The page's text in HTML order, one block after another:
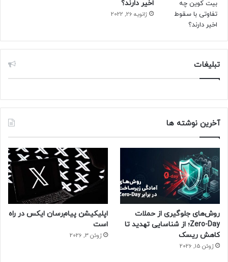
اخیر دارند؟
ژانویه 26, 2022
تبلیغات
آخرین نوشته ها
روش‌های جلوگیری از حملات
Zero-Day؛ از شناسایی تهدید تا
کاهش ریسک
ژوئن 15, 2026
اپلیکیشن پیام‌رسان ایکس در راه
است
ژوئن 3, 2026